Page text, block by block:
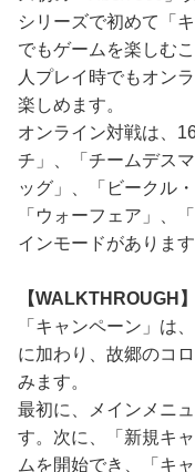
シリーズで初めて「
でもゲームを楽しむ
人プレイ時でもオン
楽しめます。
オンライン対戦は、
チ」、「チームデス
ッグ」、「ビークル
「ウォーフェア」、
インモードがあります
【WALKTHROUGH】
「キャンペーン」は
に加わり、故郷のコ
みます。
最初に、メインメニ
す。次に、「新規キ
ムを開始でき、「キ